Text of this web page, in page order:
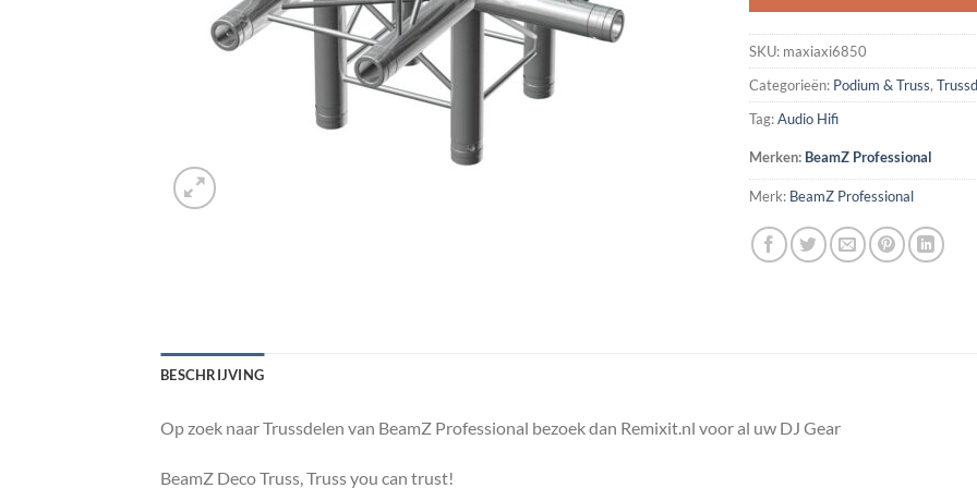
SKU: maxiaxi6850
Categorieën: Podium & Truss,
Tag:Audio Hifi
Merken: BeamZ Professional
Merk: BeamZ Professional
BESCHRIJVING
Op zoek naar Trussdelen van BeamZ Professional bezoek dan Remixit.nl voor al uw DJ Gear
BeamZ Deco Truss, Truss you can trust!